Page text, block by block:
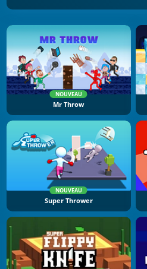
NOUVEAU
Mr Throw
NOUVEAU
Super Thrower